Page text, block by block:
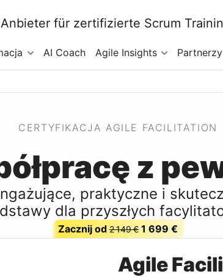
AI Coach Agile Insights Partnerzy
CERTYFIKACJA AGILE FACILITATION
z
praktyczne i
dla przyszłych
Zacznij od2 149 €1 699 €
Agile